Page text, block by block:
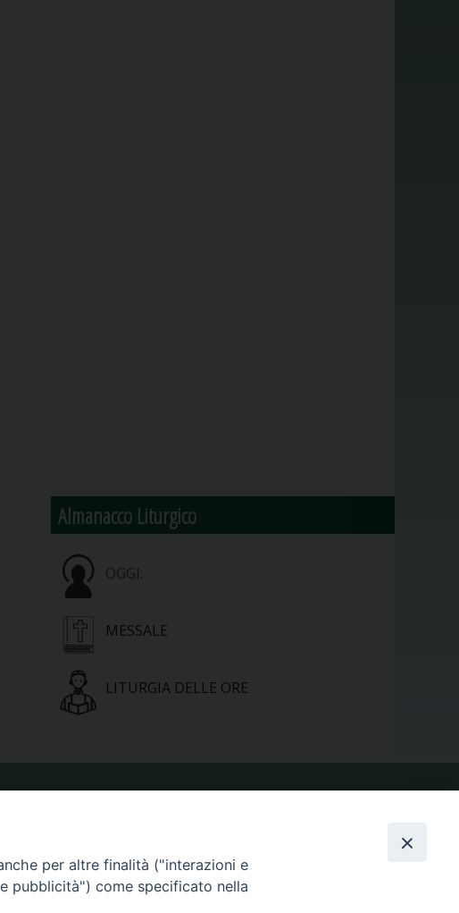
Almanacco Liturgico
OGGI:
MESSALE
LITURGIA DELLE ORE
PHOTOGALLERY
per altre finalità ("interazioni e
pubblicità") come specificato nella